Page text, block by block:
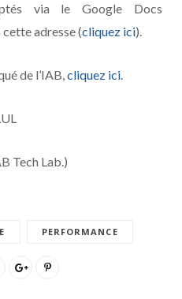
via le Google Docs
cette adresse (cliquez ici).
de l’IAB,cliquez ici.
Tech Lab.)
PERFORMANCE